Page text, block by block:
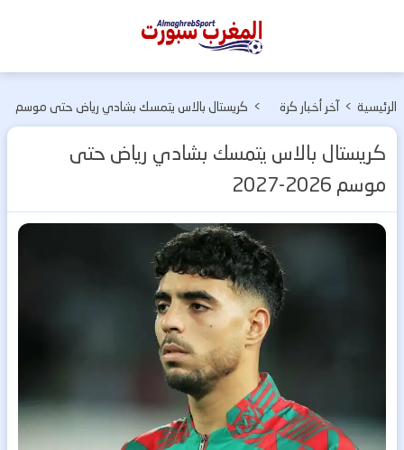
المغرب
الرئيسية > آخر أخبار كرة
> كريستال بالاس يتمسك بشادي رياض حتى موسم
كريستال بالاس يتمسك بشادي رياض حتى
موسم 2026-2027